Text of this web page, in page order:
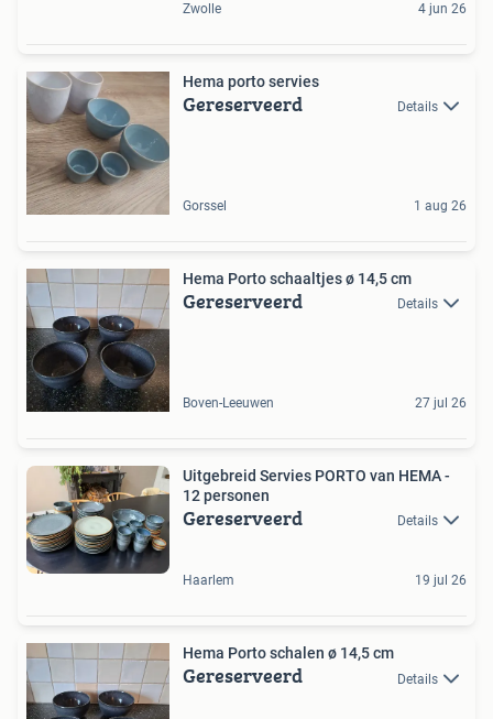
Zwolle 4 jun 26
Hema porto servies
Gereserveerd Details
Gorssel 1 aug 26
Hema Porto schaaltjes ø 14,5 cm
Gereserveerd Details
Boven-Leeuwen 27 jul 26
Uitgebreid Servies PORTO van HEMA -
12 personen
Gereserveerd Details
Haarlem 19 jul 26
Hema Porto schalen ø 14,5 cm
Gereserveerd Details